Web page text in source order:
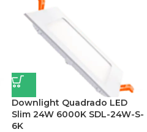
Downlight Quadrado LED
Slim 24W 6000K SDL-24W-S-
6K